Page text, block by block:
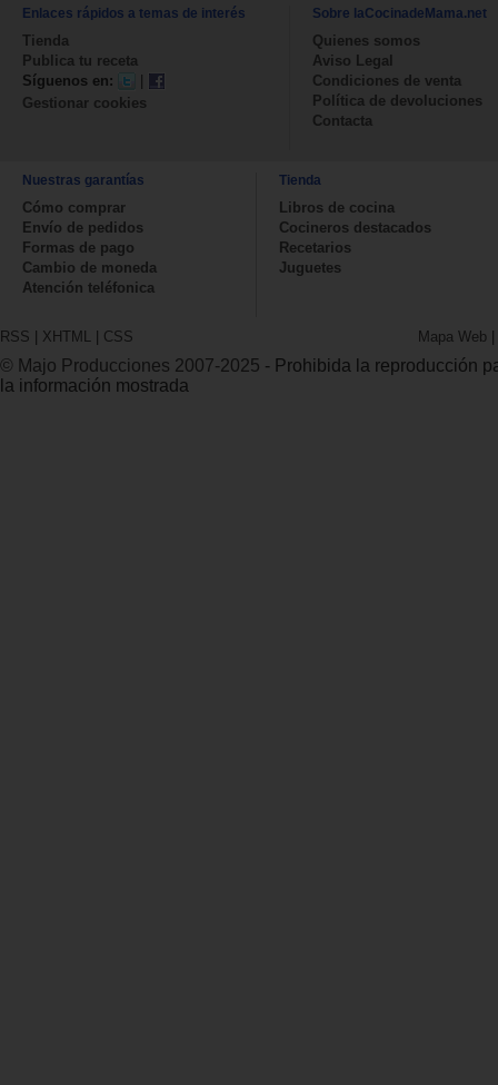
Enlaces rápidos a temas de interés
Tienda
Publica tu receta
Síguenos en:
|
Gestionar cookies
Sobre laCocinadeMama.net
Quienes somos
Aviso Legal
Condiciones de venta
Política de devoluciones
Contacta
Nuestras garantías
Cómo comprar
Envío de pedidos
Formas de pago
Cambio de moneda
Atención teléfonica
Tienda
Libros de cocina
Cocineros destacados
Recetarios
Juguetes
RSS | XHTML | CSS Mapa Web |
© Majo Producciones 2007-2025 - Prohibida la reproducción
la información mostrada